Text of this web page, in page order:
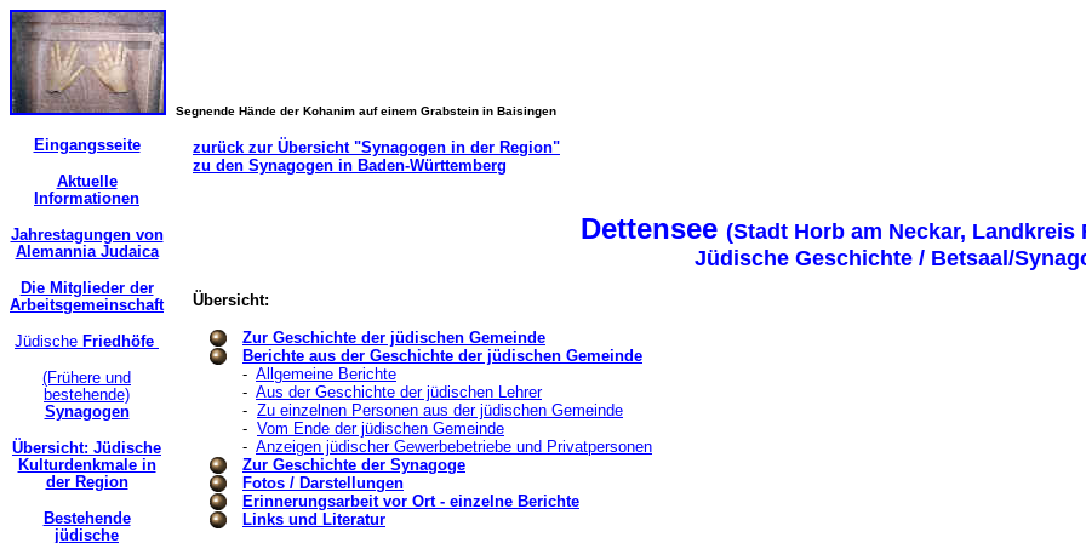
Segnende Hände der Kohanim auf einem Grabstein in Baisingen
Eingangsseite
Aktuelle
Informationen
Jahrestagungen von
Alemannia Judaica
Die Mitglieder der
Arbeitsgemeinschaft
Jüdische Friedhöfe
(Frühere und
bestehende)
Synagogen
Übersicht: Jüdische
Kulturdenkmale in
der Region
Bestehende
jüdische
zurück zur Übersicht "Synagogen in der Region"
zu den Synagogen in Baden-Württemberg
Dettensee (Stadt Horb am Neckar, Landkreis
Jüdische Geschichte / Betsaal/
Übersicht:
Zur Geschichte der jüdischen Gemeinde
Berichte aus der Geschichte der jüdischen Gemeinde
- Allgemeine Berichte
- Aus der Geschichte der jüdischen Lehrer
- Zu einzelnen Personen aus der jüdischen Gemeinde
- Vom Ende der jüdischen Gemeinde
- Anzeigen jüdischer Gewerbebetriebe und Privatpersonen
Zur Geschichte der Synagoge
Fotos / Darstellungen
Erinnerungsarbeit vor Ort - einzelne Berichte
Links und Literatur